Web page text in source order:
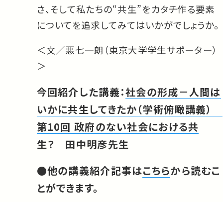
さ、そして私たちの“共生”をカタチ作る要素
についてを追求してみてはいかがでしょうか。
＜文／悪七一朗（東京大学学生サポーター）
＞
今回紹介した講義：社会の形成－人間は
いかに共生してきたか（学術俯瞰講義）
第10回 政府のない社会における共
生？ 田中明彦先生
●他の講義紹介記事はこちらから読むこ
とができます。